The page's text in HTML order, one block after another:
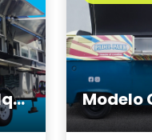
Modelo Remolque Modelo